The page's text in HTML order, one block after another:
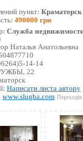
пункт:Краматорск
490000 грн
Служба
Наталья Анатольевна
14-14
22
Написати листа автору
www.slugba.com